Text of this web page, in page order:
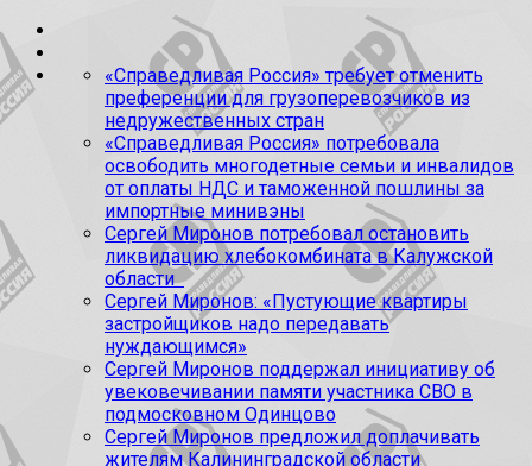
«Справедливая Россия» требует отменить
преференции для грузоперевозчиков из
недружественных стран
«Справедливая Россия» потребовала
освободить многодетные семьи и инвалидов
от оплаты НДС и таможенной пошлины за
импортные минивэны
Сергей Миронов потребовал остановить
ликвидацию хлебокомбината в Калужской
области
Сергей Миронов: «Пустующие квартиры
застройщиков надо передавать
нуждающимся»
Сергей Миронов поддержал инициативу об
увековечивании памяти участника СВО в
подмосковном Одинцово
Сергей Миронов предложил доплачивать
жителям Калининградской области